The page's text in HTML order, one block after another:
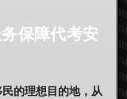
保障代考安
的理想目的地，从